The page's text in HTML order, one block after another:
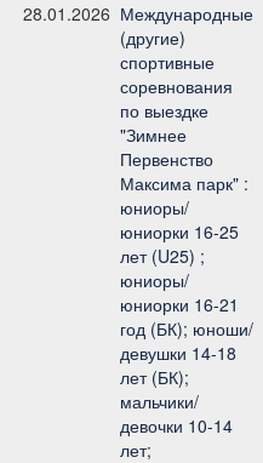
28.01.2026 Международные
(другие)
спортивные
соревнования
по выездке
"Зимнее
Первенство
Максима парк" :
юниоры/
юниорки 16-25
лет (U25) ;
юниоры/
юниорки 16-21
год (БК); юноши/
девушки 14-18
лет (БК);
мальчики/
девочки 10-14
лет;